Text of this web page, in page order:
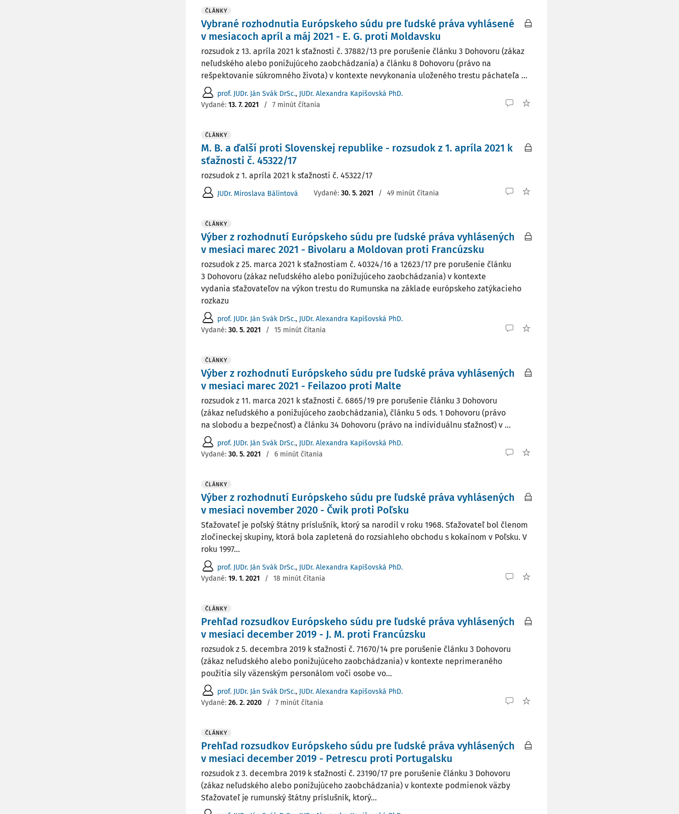
ČLÁNKY
Vybrané rozhodnutia Európskeho súdu pre ľudské práva vyhlásené
v mesiacoch apríl a máj 2021 - E. G. proti Moldavsku
rozsudok z 13. apríla 2021 k sťažnosti č. 37882/13 pre porušenie článku 3 Dohovoru (zákaz
neľudského alebo ponižujúceho zaobchádzania) a článku 8 Dohovoru (právo na
rešpektovanie súkromného života) v kontexte nevykonania uloženého trestu páchateľa ...
prof. JUDr. Ján Svák DrSc., JUDr. Alexandra Kapišovská PhD.
Vydané: 13. 7. 2021 / 7 minút čítania
ČLÁNKY
M. B. a ďalší proti Slovenskej republike - rozsudok z 1. apríla 2021 k
sťažnosti č. 45322/17
rozsudok z 1. apríla 2021 k sťažnosti č. 45322/17
JUDr. Miroslava Bálintová Vydané: 30. 5. 2021 / 49 minút čítania
ČLÁNKY
Výber z rozhodnutí Európskeho súdu pre ľudské práva vyhlásených
v mesiaci marec 2021 - Bivolaru a Moldovan proti Francúzsku
rozsudok z 25. marca 2021 k sťažnostiam č. 40324/16 a 12623/17 pre porušenie článku
3 Dohovoru (zákaz neľudského alebo ponižujúceho zaobchádzania) v kontexte
vydania sťažovateľov na výkon trestu do Rumunska na základe európskeho zatýkacieho
rozkazu
prof. JUDr. Ján Svák DrSc., JUDr. Alexandra Kapišovská PhD.
Vydané: 30. 5. 2021 / 15 minút čítania
ČLÁNKY
Výber z rozhodnutí Európskeho súdu pre ľudské práva vyhlásených
v mesiaci marec 2021 - Feilazoo proti Malte
rozsudok z 11. marca 2021 k sťažnosti č. 6865/19 pre porušenie článku 3 Dohovoru
(zákaz neľudského a ponižujúceho zaobchádzania), článku 5 ods. 1 Dohovoru (právo
na slobodu a bezpečnosť) a článku 34 Dohovoru (právo na individuálnu sťažnosť) v ...
prof. JUDr. Ján Svák DrSc., JUDr. Alexandra Kapišovská PhD.
Vydané: 30. 5. 2021 / 6 minút čítania
ČLÁNKY
Výber z rozhodnutí Európskeho súdu pre ľudské práva vyhlásených
v mesiaci november 2020 - Čwik proti Poľsku
Sťažovateľ je poľský štátny príslušník, ktorý sa narodil v roku 1968. Sťažovateľ bol členom
zločineckej skupiny, ktorá bola zapletená do rozsiahleho obchodu s kokaínom v Poľsku. V
roku 1997...
prof. JUDr. Ján Svák DrSc., JUDr. Alexandra Kapišovská PhD.
Vydané: 19. 1. 2021 / 18 minút čítania
ČLÁNKY
Prehľad rozsudkov Európskeho súdu pre ľudské práva vyhlásených
v mesiaci december 2019 - J. M. proti Francúzsku
rozsudok z 5. decembra 2019 k sťažnosti č. 71670/14 pre porušenie článku 3 Dohovoru
(zákaz neľudského alebo ponižujúceho zaobchádzania) v kontexte neprimeraného
použitia sily väzenským personálom voči osobe vo...
prof. JUDr. Ján Svák DrSc., JUDr. Alexandra Kapišovská PhD.
Vydané: 26. 2. 2020 / 7 minút čítania
ČLÁNKY
Prehľad rozsudkov Európskeho súdu pre ľudské práva vyhlásených
v mesiaci december 2019 - Petrescu proti Portugalsku
rozsudok z 3. decembra 2019 k sťažnosti č. 23190/17 pre porušenie článku 3 Dohovoru
(zákaz neľudského alebo ponižujúceho zaobchádzania) v kontexte podmienok väzby
Sťažovateľ je rumunský štátny príslušník, ktorý...